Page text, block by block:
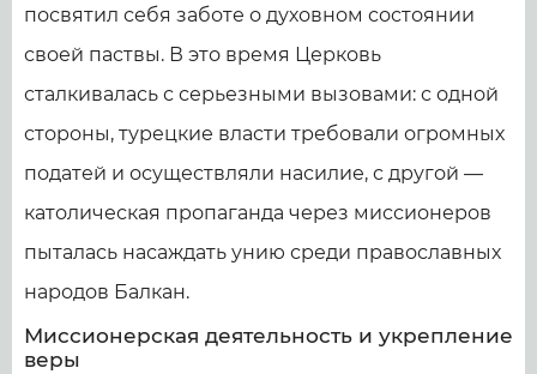
посвятил себя заботе о духовном состоянии
своей паствы. В это время Церковь
сталкивалась с серьезными вызовами: с одной
стороны, турецкие власти требовали огромных
податей и осуществляли насилие, с другой —
католическая пропаганда через миссионеров
пыталась насаждать унию среди православных
народов Балкан.
Миссионерская деятельность и укрепление
веры